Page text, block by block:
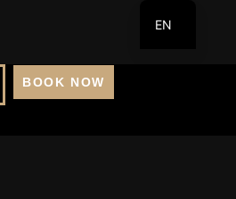
BOOK NOW
EN